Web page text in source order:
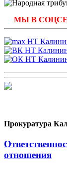
МЫ В
Прокуратура
отношения